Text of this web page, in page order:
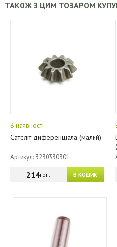
ТАКОЖ З ЦИМ ТОВАРОМ
В наявності
Сателіт диференціала (малий)
Артикул: 3230330301
В КОШИК
214грн.